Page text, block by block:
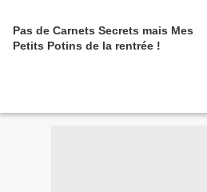
Pas de Carnets Secrets mais Mes
Petits Potins de la rentrée !